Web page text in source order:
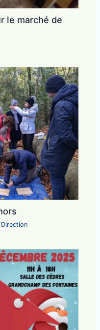
le marché de
Direction